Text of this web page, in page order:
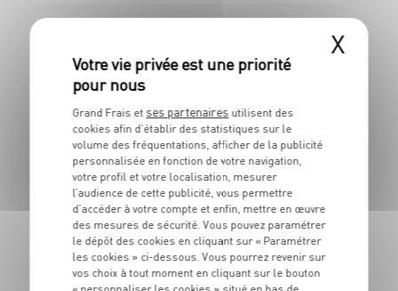
BOUCHERIE
BOUCHER H/F
CDI Limonest (69)
BOUCHERIE
BOUCHER - H/F
X
Grand Frais et ses partenaires utilisent des
cookies afin d’établir des statistiques sur le
volume des fréquentations, afficher de la publicité
personnalisée en fonction de votre navigation,
votre profil et votre localisation, mesurer
l’audience de cette publicité, vous permettre
d’accéder à votre compte et enfin, mettre en œuvre
des mesures de sécurité. Vous pouvez paramétrer
le dépôt des cookies en cliquant sur « Paramétrer
les cookies » ci-dessous. Vous pourrez revenir sur
vos choix à tout moment en cliquant sur le bouton